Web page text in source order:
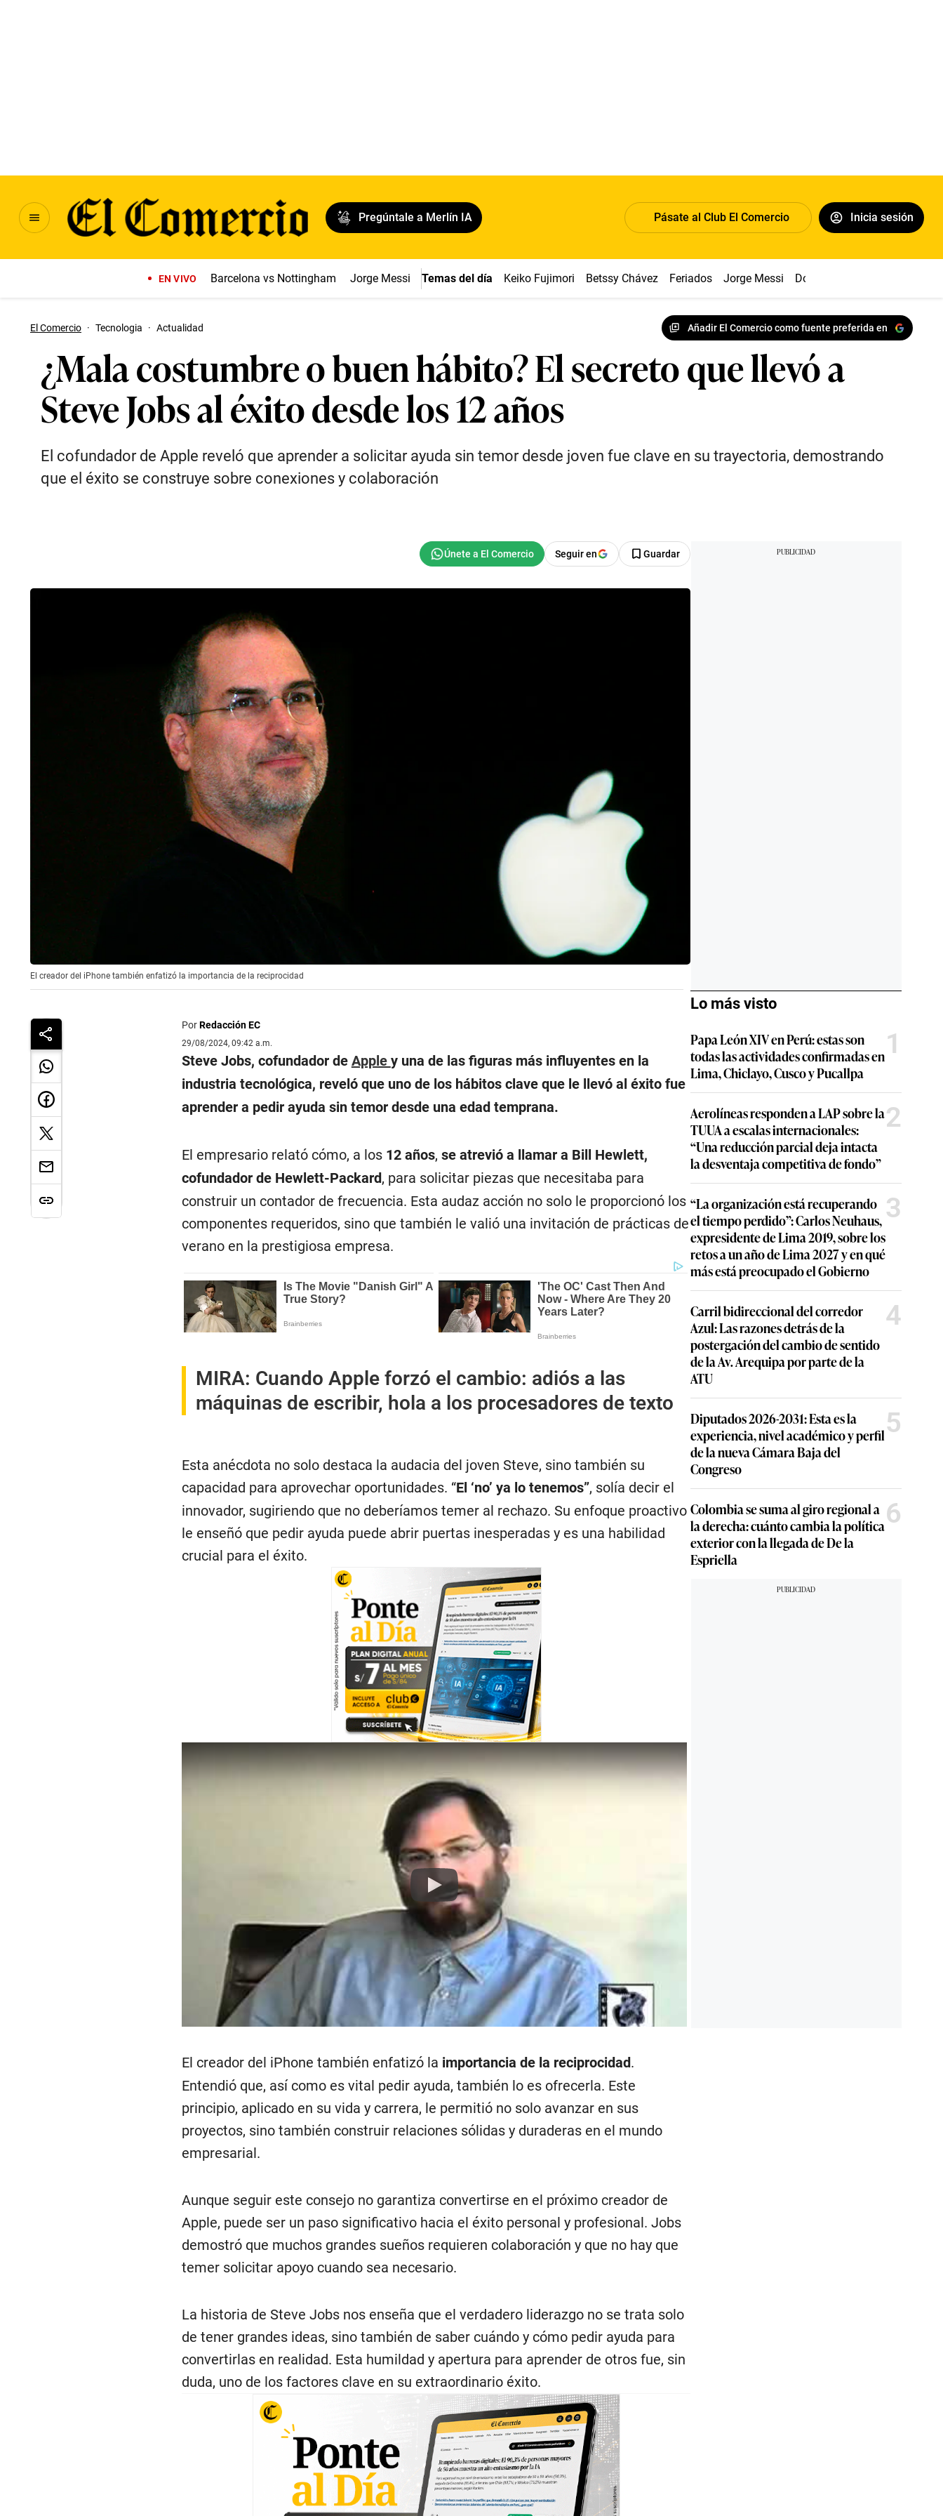
Pregúntale a Merlín IA Pásate al Club El Comercio Inicia sesión
EN VIVO Barcelona vs Nottingham Jorge Messi Temas del día Keiko Fujimori Betssy Chávez Feriados Jorge Messi Dólar
El Comercio · Tecnologia · Actualidad Añadir El Comercio como fuente preferida en
¿Mala costumbre o buen hábito? El secreto que llevó a
Steve Jobs al éxito desde los 12 años
El cofundador de Apple reveló que aprender a solicitar ayuda sin temor desde joven fue clave en su trayectoria, demostrando
que el éxito se construye sobre conexiones y colaboración
Seguir en Guardar
El creador del iPhone también enfatizó la importancia de la reciprocidad
PorRedacción EC
29/08/2024, 09:42 a.m.
Steve Jobs, cofundador de Apple y una de las figuras más influyentes en la
industria tecnológica, reveló que uno de los hábitos clave que le llevó al éxito fue
aprender a pedir ayuda sin temor desde una edad temprana.
El empresario relató cómo, a los 12 años, se atrevió a llamar a Bill Hewlett,
cofundador de Hewlett-Packard, para solicitar piezas que necesitaba para
construir un contador de frecuencia. Esta audaz acción no solo le proporcionó los
componentes requeridos, sino que también le valió una invitación de prácticas de
verano en la prestigiosa empresa.
MIRA: Cuando Apple forzó el cambio: adiós a las
máquinas de escribir, hola a los procesadores de texto
Esta anécdota no solo destaca la audacia del joven Steve, sino también su
capacidad para aprovechar oportunidades. “El ‘no’ ya lo tenemos”, solía decir el
innovador, sugiriendo que no deberíamos temer al rechazo. Su enfoque proactivo
le enseñó que pedir ayuda puede abrir puertas inesperadas y es una habilidad
crucial para el éxito.
Play
El creador del iPhone también enfatizó la importancia de la reciprocidad.
Entendió que, así como es vital pedir ayuda, también lo es ofrecerla. Este
principio, aplicado en su vida y carrera, le permitió no solo avanzar en sus
proyectos, sino también construir relaciones sólidas y duraderas en el mundo
empresarial.
Aunque seguir este consejo no garantiza convertirse en el próximo creador de
Apple, puede ser un paso significativo hacia el éxito personal y profesional. Jobs
demostró que muchos grandes sueños requieren colaboración y que no hay que
temer solicitar apoyo cuando sea necesario.
La historia de Steve Jobs nos enseña que el verdadero liderazgo no se trata solo
de tener grandes ideas, sino también de saber cuándo y cómo pedir ayuda para
convertirlas en realidad. Esta humildad y apertura para aprender de otros fue, sin
duda, uno de los factores clave en su extraordinario éxito.
Lo más visto
Papa León XIV en Perú: estas son
todas las actividades confirmadas en
Lima, Chiclayo, Cusco y Pucallpa
1
Aerolíneas responden a LAP sobre la
TUUA a escalas internacionales:
“Una reducción parcial deja intacta
la desventaja competitiva de fondo”
2
“La organización está recuperando
el tiempo perdido”: Carlos Neuhaus,
expresidente de Lima 2019, sobre los
retos a un año de Lima 2027 y en qué
más está preocupado el Gobierno
3
Carril bidireccional del corredor
Azul: Las razones detrás de la
postergación del cambio de sentido
de la Av. Arequipa por parte de la
ATU
4
Diputados 2026-2031: Esta es la
experiencia, nivel académico y perfil
de la nueva Cámara Baja del
Congreso
5
Colombia se suma al giro regional a
la derecha: cuánto cambia la política
exterior con la llegada de De la
Espriella
6